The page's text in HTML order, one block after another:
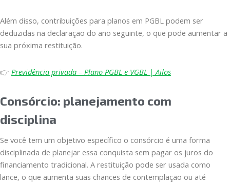
Além disso, contribuições para planos em PGBL podem ser
deduzidas na declaração do ano seguinte, o que pode aumentar a
sua próxima restituição.
👉 Previdência privada – Plano PGBL e VGBL | Ailos
Consórcio: planejamento com
disciplina
Se você tem um objetivo específico o consórcio é uma forma
disciplinada de planejar essa conquista sem pagar os juros do
financiamento tradicional. A restituição pode ser usada como
lance, o que aumenta suas chances de contemplação ou até